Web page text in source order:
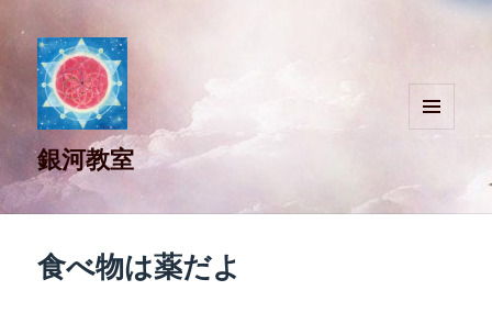
銀河教室
食べ物は薬だよ